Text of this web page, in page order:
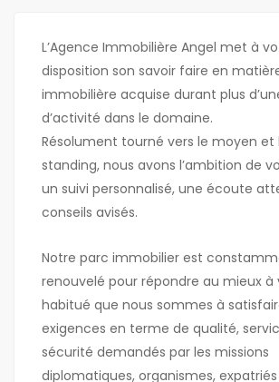
L’Agence Immobilière Angel met à
disposition son savoir faire en
immobilière acquise durant plus
d’activité dans le domaine.
Résolument tourné vers le moyen et
standing, nous avons l’ambition de
un suivi personnalisé, une écoute
conseils avisés.
Notre parc immobilier est
renouvelé pour répondre au mieux à
habitué que nous sommes à
exigences en terme de qualité,
sécurité demandés par les missions
diplomatiques, organismes,